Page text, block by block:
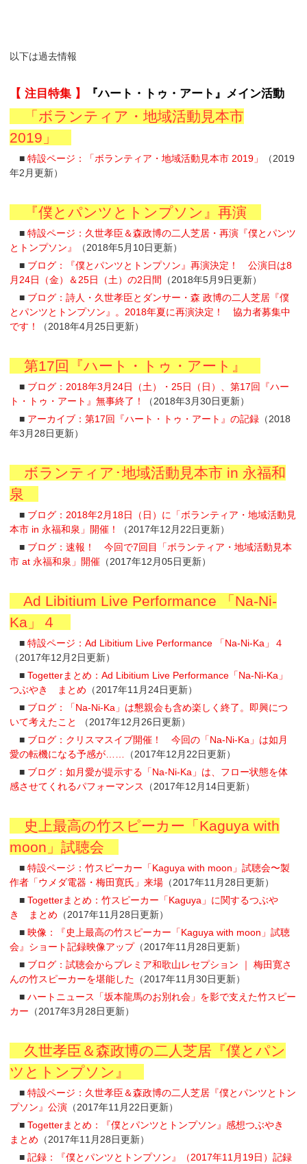
以下は過去情報
【 注目特集 】 『ハート・トゥ・アート』メイン活動
「ボランティア・地域活動見本市
2019」
■ 特設ページ：「ボランティア・地域活動見本市 2019」
（2019
年2月更新）
『僕とパンツとトンプソン』再演
■ 特設ページ：久世孝臣＆森政博の二人芝居・再演『僕とパンツ
とトンプソン』
（2018年5月10日更新）
■ ブログ：『僕とパンツとトンプソン』再演決定！ 公演日は8
月24日（金）＆25日（土）の2日間
（2018年5月9日更新）
■ ブログ：詩人・久世孝臣とダンサー・森 政博の二人芝居『僕
とパンツとトンプソン』。2018年夏に再演決定！ 協力者募集中
です！
（2018年4月25日更新）
第17回『ハート・トゥ・アート』
■ ブログ：2018年3月24日（土）・25日（日）、第17回『ハー
ト・トゥ・アート』無事終了！
（2018年3月30日更新）
■ アーカイブ：第17回『ハート・トゥ・アート』の記録 （2018
年3月28日更新）
ボランティア･地域活動見本市 in 永福和
泉
■ ブログ：2018年2月18日（日）に「ボランティア・地域活動見
本市 in 永福和泉」開催！
（2017年12月22日更新）
■ ブログ：速報！ 今回で7回目「ボランティア・地域活動見本
市 at 永福和泉」開催 （2017年12月05日更新）
Ad Libitium Live Performance 「Na-Ni-
Ka」４
■特設ページ：Ad Libitium Live Performance 「Na-Ni-Ka」４
（2017年12月2日更新）
■Togetterまとめ：Ad Libitium Live Performance「Na-Ni-Ka」
つぶやき まとめ （2017年11月24日更新）
■ ブログ：「Na-Ni-Ka」は懇親会も含め楽しく終了。即興につ
いて考えたこと
（2017年12月26日更新）
■ ブログ：クリスマスイブ開催！ 今回の「Na-Ni-Ka」は如月
愛の転機になる予感が……
（2017年12月22日更新）
■ ブログ：如月愛が提示する「Na-Ni-Ka」は、フロー状態を体
感させてくれるパフォーマンス
（2017年12月14日更新）
史上最高の竹スピーカー「Kaguya with
moon」試聴会
■特設ページ：竹スピーカー「Kaguya with moon」試聴会〜製
作者「ウメダ電器・梅田寛氏」来場 （2017年11月28日更新）
■Togetterまとめ：竹スピーカー「Kaguya」に関するつぶや
き まとめ （2017年11月28日更新）
■映像：『史上最高の竹スピーカー「Kaguya with moon」試聴
会』ショート記録映像アップ（2017年11月28日更新）
■ ブログ：試聴会からプレミア和歌山レセプション ｜ 梅田寛さ
んの竹スピーカーを堪能した （2017年11月30日更新）
■ハートニュース「坂本龍馬のお別れ会」を影で支えた竹スピー
カー （2017年3月28日更新）
久世孝臣＆森政博の二人芝居『僕とパン
ツとトンプソン』
■特設ページ：久世孝臣＆森政博の二人芝居『僕とパンツとトン
プソン』公演 （2017年11月22日更新）
■Togetterまとめ： 『僕とパンツとトンプソン』感想つぶやき
まとめ （2017年11月28日更新）
■記録：『僕とパンツとトンプソン』（2017年11月19日）記録